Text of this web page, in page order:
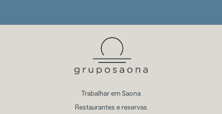
Trabalhar em Saona
Restaurantes e reservas